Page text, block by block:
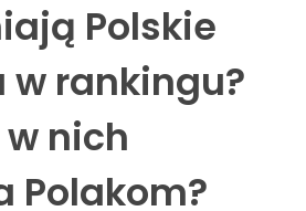
Polskie
rankingu?
w nich
Polakom?